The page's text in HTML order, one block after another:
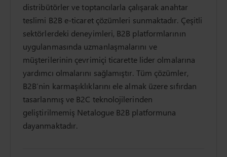
distribütörler ve toptancılarla çalışarak anahtar
teslimi B2B e-ticaret çözümleri sunmaktadır. Çeşitli
sektörlerdeki deneyimleri, B2B platformlarının
uygulanmasında uzmanlaşmalarını ve
müşterilerinin çevrimiçi ticarette lider olmalarına
yardımcı olmalarını sağlamıştır. Tüm çözümler,
B2B’nin karmaşıklıklarını ele almak üzere sıfırdan
tasarlanmış ve B2C teknolojilerinden
geliştirilmemiş Netalogue B2B platformuna
dayanmaktadır.